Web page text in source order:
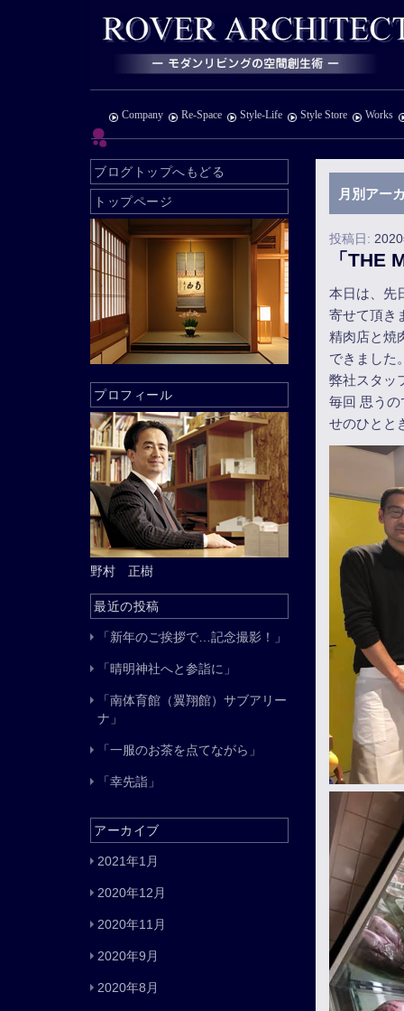
Company Re-Space Style-Life Style Store Works
月別アー
投稿日:
「THE
本日は、先
寄せて頂き
精肉店と焼
できました
弊社スタッ
毎回 思う
せのひとと
ブログトップへもどる
トップページ
プロフィール
野村 正樹
最近の投稿
「新年のご挨拶で…記念撮影！」
「晴明神社へと参詣に」
「南体育館（翼翔館）サブアリー
ナ」
「一服のお茶を点てながら」
「幸先詣」
アーカイブ
2021年1月
2020年12月
2020年11月
2020年9月
2020年8月